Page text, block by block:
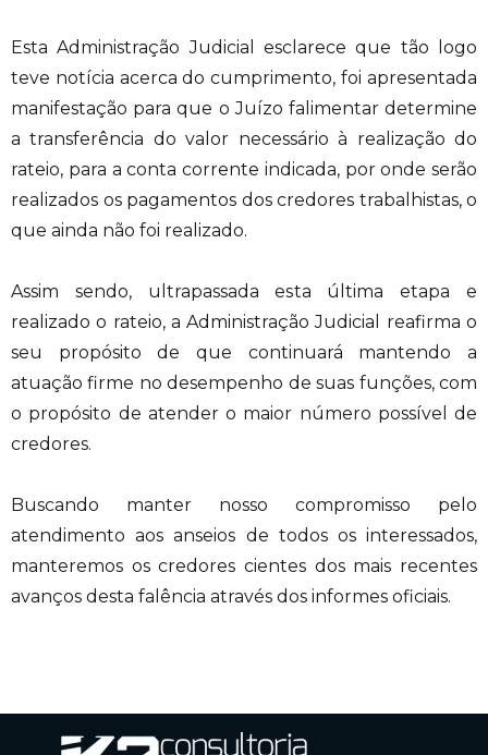
Esta Administração Judicial esclarece que tão logo
teve notícia acerca do cumprimento, foi apresentada
manifestação para que o Juízo falimentar determine
a transferência do valor necessário à realização do
rateio, para a conta corrente indicada, por onde serão
realizados os pagamentos dos credores trabalhistas, o
que ainda não foi realizado.
Assim sendo, ultrapassada esta última etapa e
realizado o rateio, a Administração Judicial reafirma o
seu propósito de que continuará mantendo a
atuação firme no desempenho de suas funções, com
o propósito de atender o maior número possível de
credores.
Buscando manter nosso compromisso pelo
atendimento aos anseios de todos os interessados,
manteremos os credores cientes dos mais recentes
avanços desta falência através dos informes oficiais.